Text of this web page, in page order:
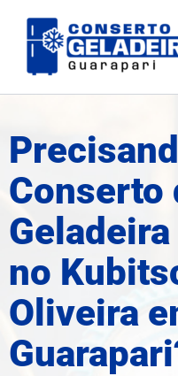
para
Conserto
Geladeira
no
Oliveira